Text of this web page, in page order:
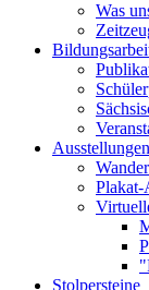
Was
Ausstellungen
Plakat-
Stolpersteine